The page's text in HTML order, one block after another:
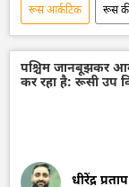
रूस आर्कटिक रूस
रूस का विकास
राजनीतिक और आर्थिक
वैश्विक आर्थिक स्थिरता
पश्चिम जानबूझकर
कर रहा है: रूसी उप
धीरेंद्र